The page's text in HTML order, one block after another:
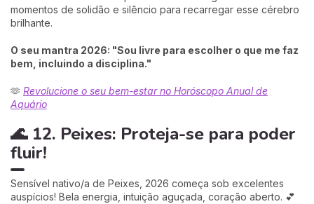
momentos de solidão e silêncio para recarregar esse cérebro
brilhante.
O seu mantra 2026: "Sou livre para escolher o que me faz
bem, incluindo a disciplina."
🫶 Revolucione o seu bem-estar no Horóscopo Anual de
Aquário
🌊 12. Peixes: Proteja-se para poder
fluir!
Sensível nativo/a de Peixes, 2026 começa sob excelentes
auspícios! Bela energia, intuição aguçada, coração aberto. 💕